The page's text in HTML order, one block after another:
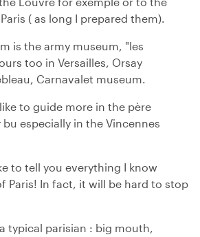
( as long I prepared them).
is the army museum, "les
too in Versailles, Orsay
Carnavalet museum.
to guide more in the père
especially in the Vincennes
to tell you everything I know
Paris! In fact, it will be hard to stop
typical parisian : big mouth,